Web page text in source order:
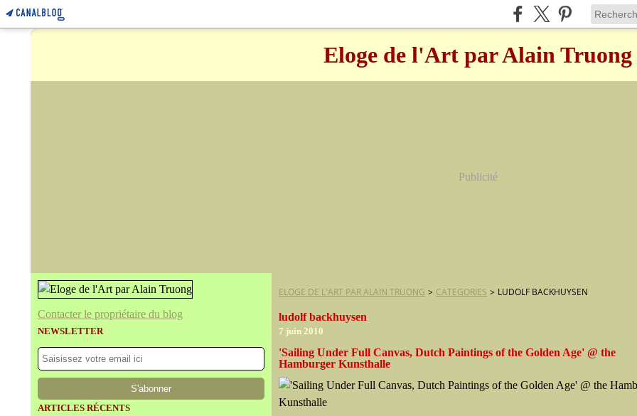
Eloge de l'Art par Alain Truong
Publicité
Contacter le propriétaire du blog
NEWSLETTER
ARTICLES RÉCENTS
ELOGE DE L'ART PAR ALAIN TRUONG > CATEGORIES > LUDOLF BACKHUYSEN
ludolf backhuysen
7 juin 2010
'Sailing Under Full Canvas, Dutch Paintings of the Golden Age' @ the
Hamburger Kunsthalle